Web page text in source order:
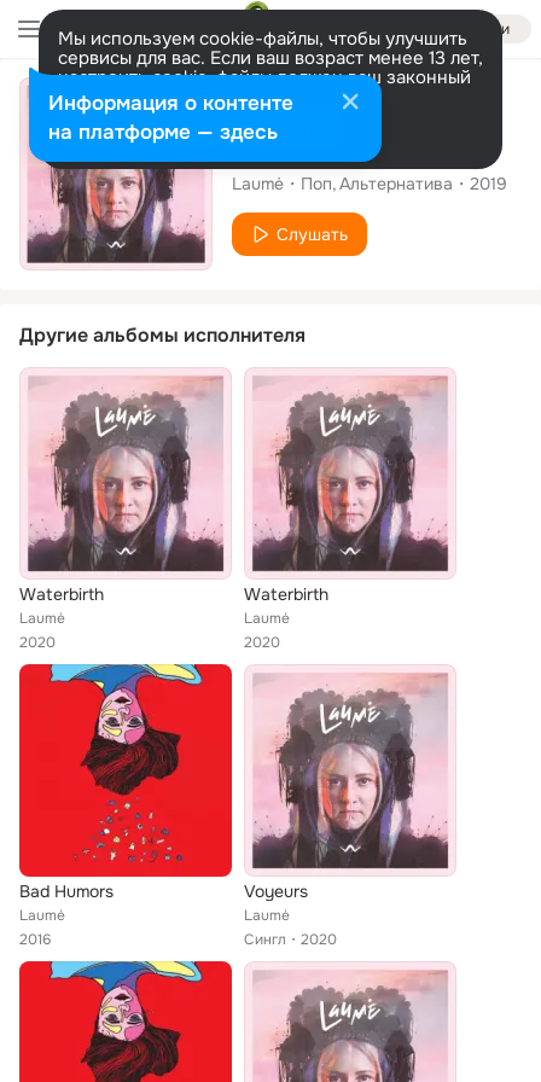
Войти
Мы используем cookie-файлы, чтобы улучшить
сервисы для вас. Если ваш возраст менее 13 лет,
настроить cookie-файлы должен ваш законный
представитель. Больше информации
Разрешить все Настроить
Сингл
Spells (Oedipusi)
Laumė Поп Альтернатива 2019
Слушать
Другие альбомы исполнителя
Waterbirth
Laumė
2020
Waterbirth
Laumė
2020
Bad Humors
Laumė
2016
Voyeurs
Laumė
Сингл
2020
Информация о контенте
на платформе — здесь